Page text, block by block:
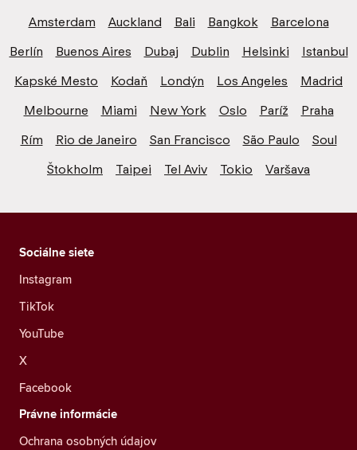
Amsterdam Auckland Bali Bangkok
Barcelona
Berlín
Buenos Aires Dubaj Dublin Helsinki
Istanbul
Kapské Mesto
Kodaň Londýn Los Angeles
Madrid
Melbourne
Miami New York Oslo Paríž
Praha
Rím
Rio de Janeiro San Francisco São Paulo
Soul
Štokholm
Taipei Tel Aviv Tokio Varšava
Sociálne siete
Instagram
TikTok
YouTube
X
Facebook
Právne informácie
Ochrana osobných údajov